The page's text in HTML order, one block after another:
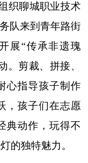
聊城职业技术
队来到青年路街
展“传承非遗瑰
。剪裁、拼接、
心指导孩子制作
，孩子们在志愿
典动作，玩得不
的独特魅力。